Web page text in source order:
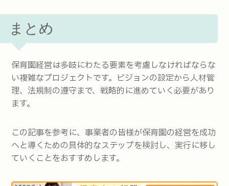
まとめ
保育園経営は多岐にわたる要素を考慮しなければならな
い複雑なプロジェクトです。ビジョンの設定から人材管
理、法規制の遵守まで、戦略的に進めていく必要があり
ます。
この記事を参考に、事業者の皆様が保育園の経営を成功
へと導くための具体的なステップを検討し、実行に移し
ていくことをおすすめします。